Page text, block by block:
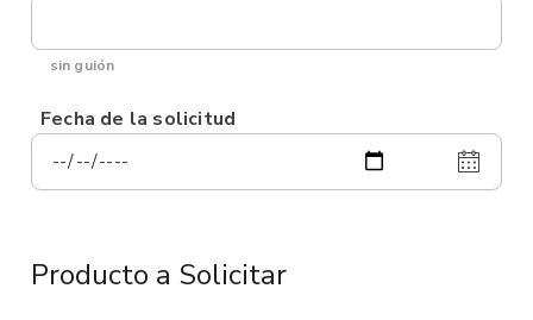
sin guión
Fecha de la solicitud
Producto a Solicitar